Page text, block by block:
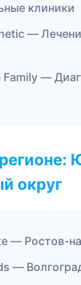
клиники
—
—
округ
— Ростов-
—